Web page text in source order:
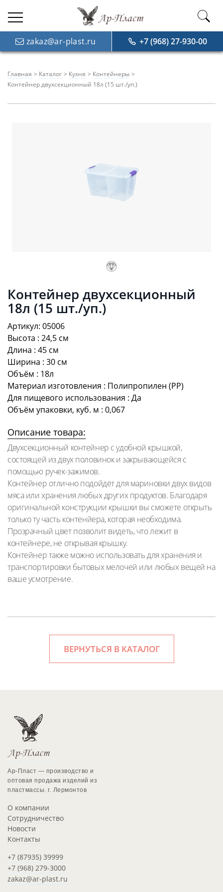
zakaz@ar-plast.ru +7 (968) 27-930-00
Главная Каталог Кухня
Контейнеры
Контейнер двухсекционный 18л (15 шт./уп.)
Контейнер двухсекционный
18л (15 шт./уп.)
Артикул: 05006
Высота : 24,5 см
Длина : 45 см
Ширина : 30 см
Объём : 18л
Материал изготовления : Полипропилен (PP)
Для пищевого использования : Да
Объём упаковки, куб. м : 0,067
Описание товара:
Двухсекционный контейнер с удобной крышкой,
состоящей из двух половинок и закрывающейся с
помощью ручек-зажимов.
Контейнер отлично подойдёт для мариновки двух видов
мяса или хранения любых других продуктов. Благодаря
оригинальной конструкции крышки вы сможете открыть
только ту часть контенйера, которая необходима.
Прозрачный цвет позволит видеть, что лежит в
контейнере, не открывая крышку.
Контейнер также можно использовать для хранения и
транспортировки бытовых мелочей или любых вещей на
ваше усмотрение.
ВЕРНУТЬСЯ В КАТАЛОГ
Ар-Пласт — производство и
оптовая продажа изделий из
пластмассы. г. Лермонтов
О компании
Сотрудничество
Новости
Контакты
+7 (87935) 39999
+7 (968) 279-3000
zakaz@ar-plast.ru